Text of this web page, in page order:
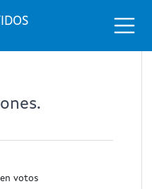
votos